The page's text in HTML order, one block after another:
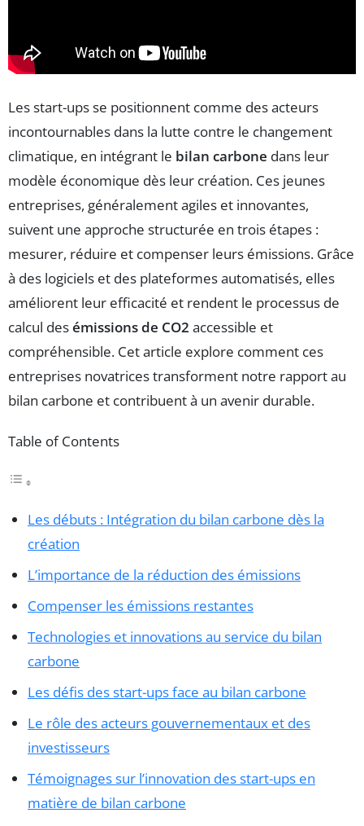
Les start-ups se positionnent comme des acteurs
incontournables dans la lutte contre le changement
climatique, en intégrant le bilan carbone dans leur
modèle économique dès leur création. Ces jeunes
entreprises, généralement agiles et innovantes,
suivent une approche structurée en trois étapes :
mesurer, réduire et compenser leurs émissions. Grâce
à des logiciels et des plateformes automatisés, elles
améliorent leur efficacité et rendent le processus de
calcul desémissions de CO2 accessible et
compréhensible. Cet article explore comment ces
entreprises novatrices transforment notre rapport au
bilan carbone et contribuent à un avenir durable.
Table of Contents
Les débuts : Intégration du bilan carbone dès la
création
L’importance de la réduction des émissions
Compenser les émissions restantes
Technologies et innovations au service du bilan
carbone
Les défis des start-ups face au bilan carbone
Le rôle des acteurs gouvernementaux et des
investisseurs
Témoignages sur l’innovation des start-ups en
matière de bilan carbone